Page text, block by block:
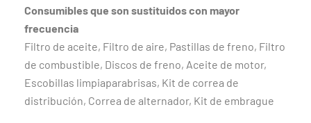
Consumibles que son sustituidos con mayor
frecuencia
Filtro de aceite, Filtro de aire, Pastillas de freno, Filtro
de combustible, Discos de freno, Aceite de motor,
Escobillas limpiaparabrisas, Kit de correa de
distribución, Correa de alternador, Kit de embrague